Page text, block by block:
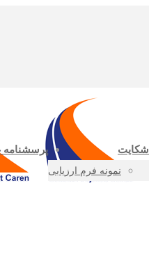
شکایت
نمونه فرم ارزیابی
پرسشنامه